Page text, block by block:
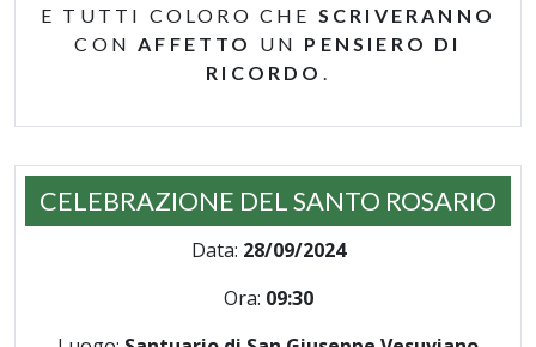
E TUTTI COLORO CHE SCRIVERANNO
CONAFFETTO UN PENSIERO DI
RICORDO .
CELEBRAZIONE DEL SANTO ROSARIO
Data: 28/09/2024
Ora: 09:30